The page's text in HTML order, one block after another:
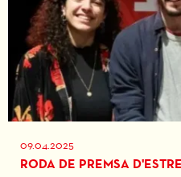
09.04.2025
RODA DE PREMSA